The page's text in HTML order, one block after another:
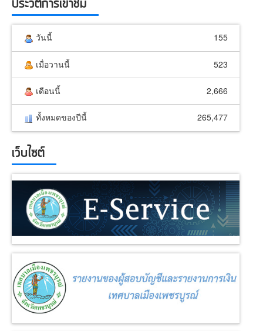
ประวัติการเข้าชม
วันนี้ 155
เมื่อวานนี้ 523
เดือนนี้ 2,666
ทั้งหมดของปีนี้ 265,477
เว็บไซต์